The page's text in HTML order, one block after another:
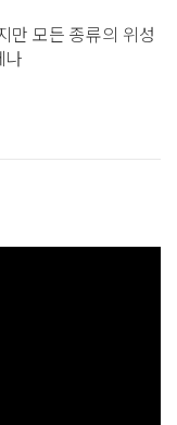
모든 종류의 위성
나